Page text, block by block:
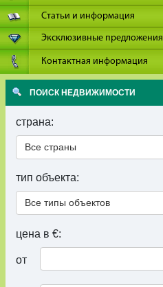
Статьи и информация
Эксклюзивные предложения
Контактная информация
ПОИСК НЕДВИЖИМОСТИ
страна:
Все страны
тип объекта:
Все типы объектов
цена в €:
от